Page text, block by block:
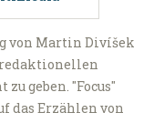
von Martin Divíšek
geben. "Focus"
das Erzählen von